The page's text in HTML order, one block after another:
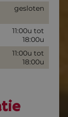
gesloten
11:00u tot
18:00u
11:00u tot
18:00u